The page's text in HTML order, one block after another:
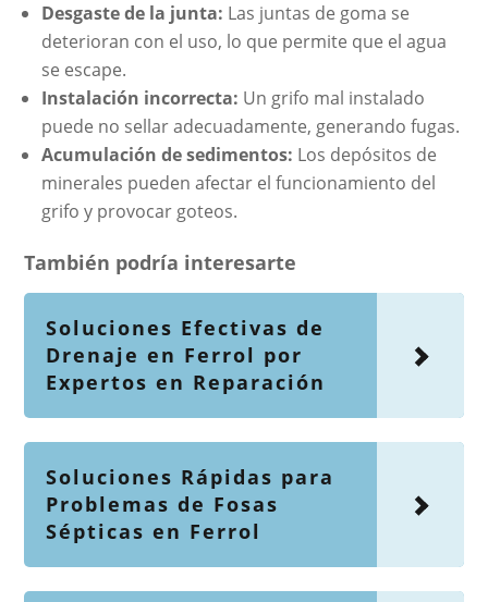
Desgaste de la junta: Las juntas de goma se
deterioran con el uso, lo que permite que el agua
se escape.
Instalación incorrecta: Un grifo mal instalado
puede no sellar adecuadamente, generando fugas.
Acumulación de sedimentos: Los depósitos de
minerales pueden afectar el funcionamiento del
grifo y provocar goteos.
También podría interesarte
Soluciones Efectivas de
Drenaje en Ferrol por
Expertos en Reparación
Soluciones Rápidas para
Problemas de Fosas
Sépticas en Ferrol